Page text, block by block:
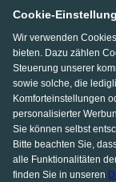
Cookie-
Wir verwenden
bieten. Dazu zählen
Steuerung unserer
sowie solche, die
Komforteinstellungen
personalisierter
Sie können selbst
Bitte beachten Sie,
alle Funktionalitäten
finden Sie in unseren